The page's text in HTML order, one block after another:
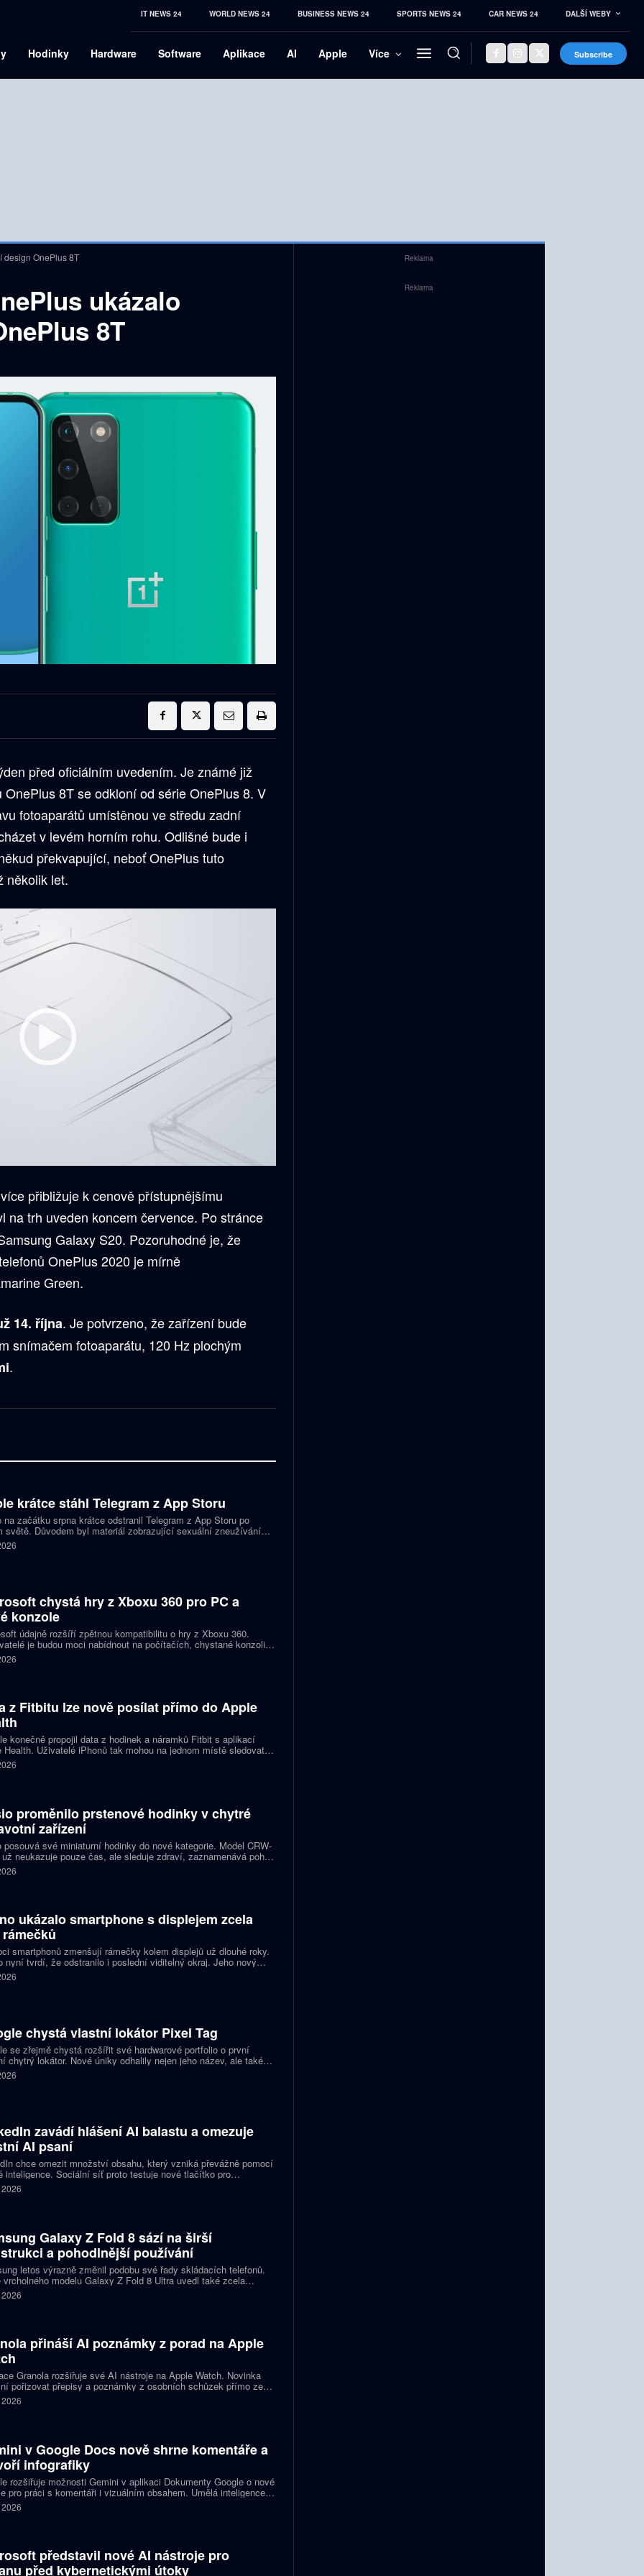
IT NEWS 24 WORLD NEWS 24 BUSINESS NEWS 24 SPORTS NEWS 24 CAR NEWS 24 DALŠÍ WEBY
Hodinky Hardware Software Aplikace AI Apple Více Subscribe
design OnePlus 8T
ukázalo
8T
před oficiálním uvedením. Je známé již
8T se odkloní od série OnePlus 8. V
fotoaparátů umístěnou ve středu zadní
v levém horním rohu. Odlišné bude i
překvapující, neboť OnePlus tuto
několik let.
přibližuje k cenově přístupnějšímu
na trh uveden koncem července. Po stránce
Galaxy S20. Pozoruhodné je, že
OnePlus 2020 je mírně
Green.
14. října. Je potvrzeno, že zařízení bude
snímačem fotoaparátu, 120 Hz plochým
.
krátce stáhl Telegram z App Storu
na začátku srpna krátce odstranil Telegram z App Storu po
světě. Důvodem byl materiál zobrazující sexuální zneužívání
podle firmy sdílel jeden uživatel. Telegram účet rychle
a aplikace se ještě během stejného dne do obchodu vrátila.
chystá hry z Xboxu 360 pro PC a
konzole
údajně rozšíří zpětnou kompatibilitu o hry z Xboxu 360.
je budou moci nabídnout na počítačích, chystané konzoli
Helix i přenosných zařízeních. První tituly by mohly dorazit
let 2027 a 2028.
z Fitbitu lze nově posílat přímo do Apple
konečně propojil data z hodinek a náramků Fitbit s aplikací
Health. Uživatelé iPhonů tak mohou na jednom místě sledovat
cvičení, spánek i zdravotní údaje. Novinka odstraňuje omezení,
bylo dosud nutné využívat pomocné aplikace nebo jiné
proměnilo prstenové hodinky v chytré
zařízení
posouvá své miniaturní hodinky do nové kategorie. Model CRW-
už neukazuje pouze čas, ale sleduje zdraví, zaznamenává pohyb
na dění v telefonu. Celokovový prsten tak spojuje digitální
šperk a chytré zařízení, které může uživatel nosit po celý den.
ukázalo smartphone s displejem zcela
rámečků
smartphonů zmenšují rámečky kolem displejů už dlouhé roky.
nyní tvrdí, že odstranilo i poslední viditelný okraj. Jeho nový
nabízí obrazovku s rámečkem širokým přesně nula milimetrů.
chystá vlastní lokátor Pixel Tag
se zřejmě chystá rozšířit své hardwarové portfolio o první
chytrý lokátor. Nové úniky odhalily nejen jeho název, ale také
zařízení a několik technických detailů. Pixel Tag má
v síti Find My Device a pomáhat s hledáním ztracených věcí
zavádí hlášení AI balastu a omezuje
AI psaní
chce omezit množství obsahu, který vzniká převážně pomocí
inteligence. Sociální síť proto testuje nové tlačítko pro
příspěvků, jež působí jako takzvaný AI balast. Zároveň
nástroje pro psaní textů a slibuje, že uživatelům nabídne
Galaxy Z Fold 8 sází na širší
a pohodlnější používání
letos výrazně změnil podobu své řady skládacích telefonů.
vrcholného modelu Galaxy Z Fold 8 Ultra uvedl také zcela
Galaxy Z Fold 8. Ten přichází s širší konstrukcí, novými
displejů a několika úpravami, které mají zpříjemnit
přináší AI poznámky z porad na Apple
Granola rozšiřuje své AI nástroje na Apple Watch. Novinka
pořizovat přepisy a poznámky z osobních schůzek přímo ze
aniž by uživatel musel vytahovat telefon nebo otevírat
Firma tím navazuje na své aplikace pro Mac a iPhone a
v Google Docs nově shrne komentáře a
infografiky
rozšiřuje možnosti Gemini v aplikaci Dokumenty Google o nové
pro práci s komentáři i vizuálním obsahem. Umělá inteligence
s orientací v dlouhých diskusích, navrhne odpovědi a dokáže
v dokumentu vytvářet obrázky, diagramy nebo infografiky.
představil nové AI nástroje pro
před kybernetickými útoky
Reklama
Reklama